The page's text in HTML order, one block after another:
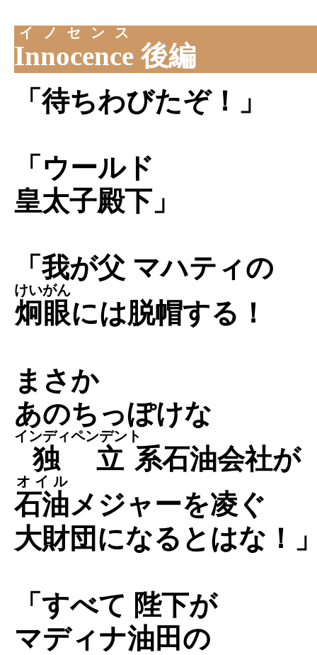
Innocence
イノセンス
後編
「待ちわびたぞ！」
「ウールド
皇太子殿下」
「我が父 マハティの
炯眼
けいがん
には脱帽する！
まさか
あのちっぽけな
独立
インディペンデント
系石油会社が
石油
オイル
メジャーを凌ぐ
大財団になるとはな！
「すべて 陛下が
マディナ油田の